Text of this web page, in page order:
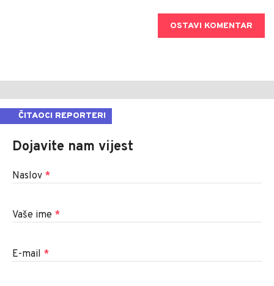
OSTAVI KOMENTAR
ČITAOCI REPORTERI
Dojavite nam vijest
Naslov *
Vaše ime *
E-mail *